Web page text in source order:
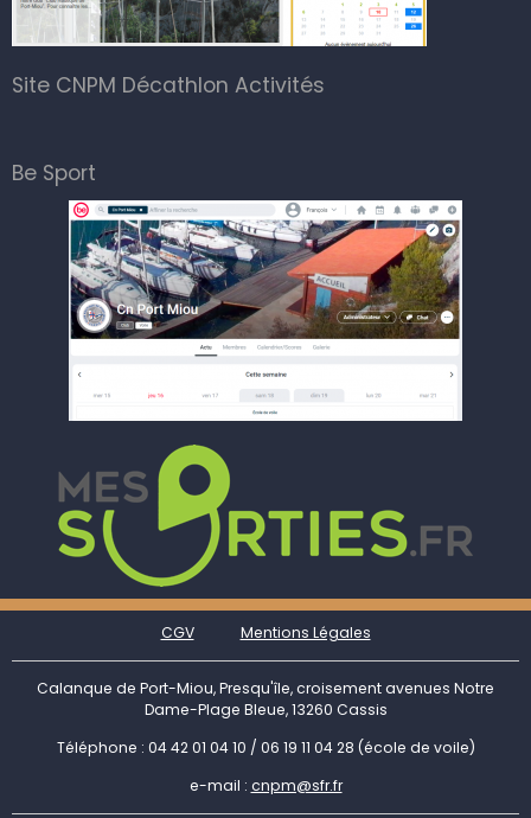
Site CNPM Décathlon Activités
Be Sport
CGV Mentions Légales
Calanque de Port-Miou, Presqu'île, croisement avenues Notre
Dame-Plage Bleue, 13260 Cassis
Téléphone : 04 42 01 04 10 / 06 19 11 04 28 (école de voile)
e-mail : cnpm@sfr.fr